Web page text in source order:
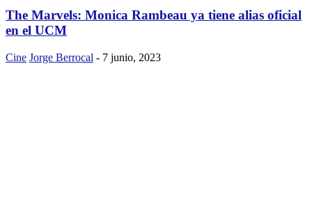
The Marvels: Monica Rambeau ya tiene alias oficial
en el UCM
Cine Jorge Berrocal - 7 junio, 2023